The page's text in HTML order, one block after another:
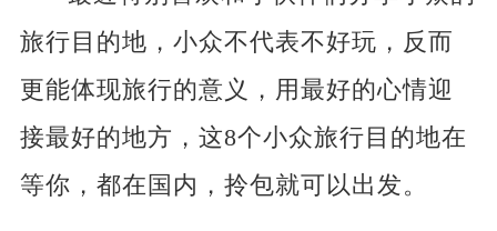
旅行目的地，小众不代表不好玩，反而
更能体现旅行的意义，用最好的心情迎
接最好的地方，这8个小众旅行目的地在
等你，都在国内，拎包就可以出发。